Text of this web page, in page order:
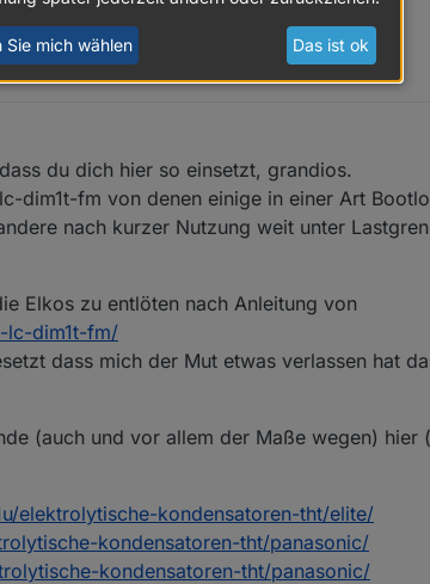
ich ihn nicht reparieren kann.
du dich hier so einsetzt, grandios.
dim1t-fm von denen einige in einer Art
nach kurzer Nutzung weit unter
Elkos zu entlöten nach Anleitung von
lc-dim1t-fm/
dass mich der Mut etwas verlassen hat
(auch und vor allem der Maße wegen) hier
elektrolytische-kondensatoren-tht/elite/
kondensatoren-tht/panasonic/
kondensatoren-tht/panasonic/
Sie mich wählen Das ist ok